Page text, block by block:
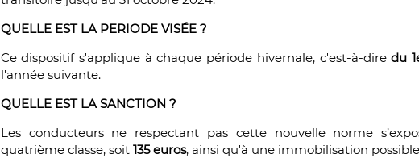
QUELLE EST LA PERIODE VISÉE ?
Ce dispositif s'applique à chaque période hivernale, c'est-à-diredu
l'année suivante.
QUELLE EST LA SANCTION ?
Les conducteurs ne respectant pas cette nouvelle norme
quatrième classe, soit 135 euros, ainsi qu'à une immobilisation